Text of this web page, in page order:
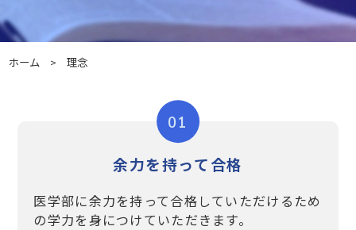
ホーム > 理念
01
余力を持って合格
医学部に余力を持って合格していただけるため
の学力を身につけていただきます。